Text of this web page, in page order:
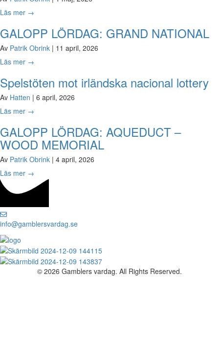
Läs mer →
GALOPP LÖRDAG: GRAND NATIONAL
Av Patrik Obrink | 11 april, 2026
Läs mer →
Spelstöten mot irländska nacional lottery
Av Hatten | 6 april, 2026
Läs mer →
GALOPP LÖRDAG: AQUEDUCT –
WOOD MEMORIAL
Av Patrik Obrink | 4 april, 2026
Läs mer →
info@gamblersvardag.se
© 2026 Gamblers vardag. All Rights Reserved.